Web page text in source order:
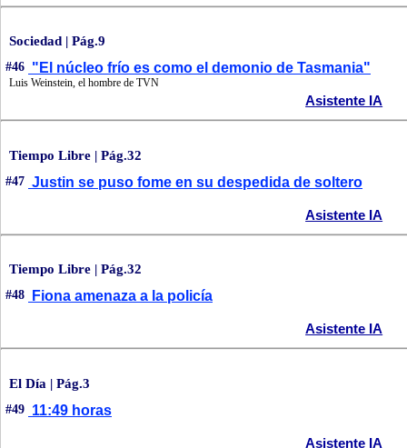
Sociedad | Pág.9
#46 "El núcleo frío es como el demonio de Tasmania"
Luis Weinstein, el hombre de TVN
Asistente IA
Tiempo Libre | Pág.32
#47 Justin se puso fome en su despedida de soltero
Asistente IA
Tiempo Libre | Pág.32
#48 Fiona amenaza a la policía
Asistente IA
El Día | Pág.3
#49 11:49 horas
Asistente IA